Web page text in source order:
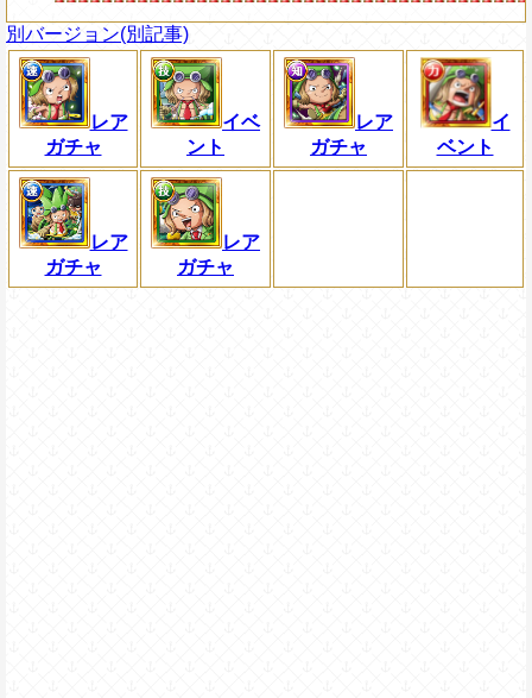
別バージョン(別記事)
レア
ガチャ
イベ
ント
レア
ガチャ
イ
ベント
レア
ガチャ
レア
ガチャ